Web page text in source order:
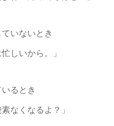
いないとき
しいから。」
るとき
なくなるよ？」